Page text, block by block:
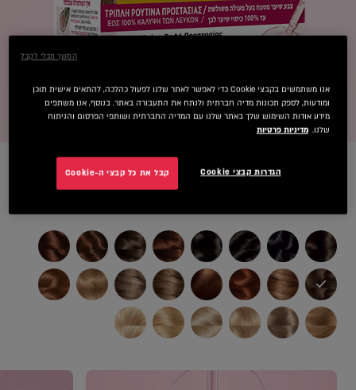
אנו משתמשים בקבצי Cookie כדי לאפשר לאתר שלנו לפעול כהלכה, להתאים אישית תוכן
ומודעות, לספק תכונות מדיה חברתית ולנתח את התעבורה באתר. בנוסף, אנו משתפים
מידע אודות השימוש שלך באתר שלנו עם המדיה החברתית ושותפי הפרסום והניתוח
שלנו. מדיניות פרטיות
הגדרות קבצי Cookie קבל את כל קבצי ה-Cookie
המשך מבלי לקבל